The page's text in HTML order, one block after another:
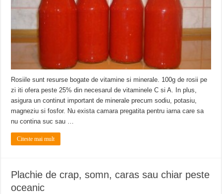
ANUNȚ OPRIRE APĂ în Reșița – avarie – 04.08.2026 – str. Văliugului și
ANUNŢ OPRIRE APĂ în CARANSEBEȘ – 04.08.2026 – avarie – Calea
Rosiile sunt resurse bogate de vitamine si minerale. 100g de rosii pe
zi iti ofera peste 25% din necesarul de vitaminele C si A. In plus,
asigura un continut important de minerale precum sodiu, potasiu,
magneziu si fosfor. Nu exista camara pregatita pentru iarna care sa
nu contina suc sau …
Citeste mai mult
Plachie de crap, somn, caras sau chiar peste
oceanic